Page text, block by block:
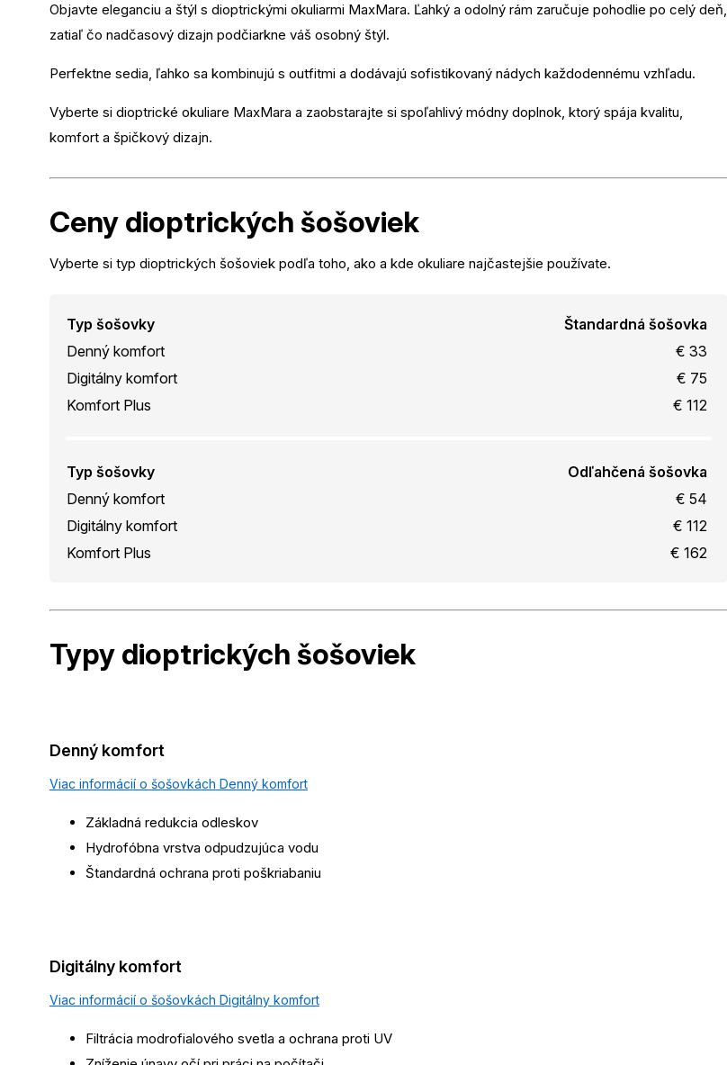
Objavte eleganciu a štýl s dioptrickými okuliarmi MaxMara. Ľahký a odolný rám zaručuje pohodlie po celý deň,
zatiaľ čo nadčasový dizajn podčiarkne váš osobný štýl.
Perfektne sedia, ľahko sa kombinujú s outfitmi a dodávajú sofistikovaný nádych každodennému vzhľadu.
Vyberte si dioptrické okuliare MaxMara a zaobstarajte si spoľahlivý módny doplnok, ktorý spája kvalitu,
komfort a špičkový dizajn.
Ceny dioptrických šošoviek
Vyberte si typ dioptrických šošoviek podľa toho, ako a kde okuliare najčastejšie používate.
Typ šošovky
Štandardná šošovka
Denný komfort
€ 33
Digitálny komfort
€ 75
Komfort Plus
€ 112
Typ šošovky
Odľahčená šošovka
Denný komfort
€ 54
Digitálny komfort
€ 112
Komfort Plus
€ 162
Typy dioptrických šošoviek
Denný komfort
Viac informácií o šošovkách Denný komfort
Základná redukcia odleskov
Hydrofóbna vrstva odpudzujúca vodu
Štandardná ochrana proti poškriabaniu
Digitálny komfort
Viac informácií o šošovkách Digitálny komfort
Filtrácia modrofialového svetla a ochrana proti UV